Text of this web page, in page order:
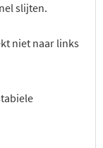
slijten.
niet naar links